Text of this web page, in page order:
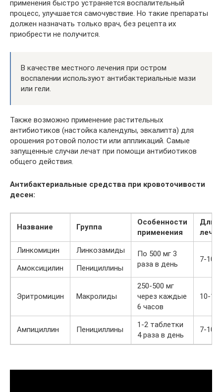
применения быстро устраняется воспалительный
процесс, улучшается самочувствие. Но такие препараты
должен назначать только врач, без рецепта их
приобрести не получится.
В качестве местного лечения при остром
воспалении используют антибактериальные мази
или гели.
Также возможно применение растительных
антибиотиков (настойка календулы, эвкалипта) для
орошения ротовой полости или аппликаций. Самые
запущенные случаи лечат при помощи антибиотиков
общего действия.
Антибактериальные средства при кровоточивости
десен:
Название Группа
Особенности
применения
Линкомицин
Линкозамиды
По 500 мг 3
раза в день
7-10
Амоксицилин
Пенициллины
Эритромицин Макролиды
250-500 мг
через каждые
6 часов
10-12
Ампициллин Пенициллины
1-2 таблетки
4 раза в день
7-10